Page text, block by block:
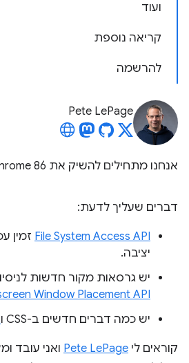
ועוד
קריאה נוספת
להרשמה
Pete LePage
אנחנו מתחילים להשיק את Chrome 86 בגרסה היציבה.
דברים שעליך לדעת:
File System Access API זמין
יציבה.
יש גרסאות מקור חדשות
Window Placement API
יש כמה דברים חדשים ב-CSS ו
קוראים לי Pete LePage ואני עובד